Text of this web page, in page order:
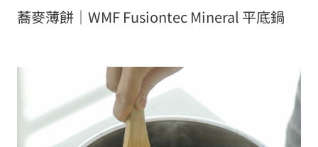
蕎麥薄餅｜WMF Fusiontec Mineral 平底鍋